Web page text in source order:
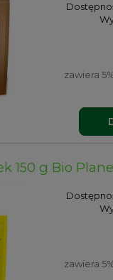
zawiera
150 g Bio
zawiera